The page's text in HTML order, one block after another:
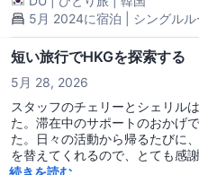
も古い建物だったチョンキンマ
トを調べて口コミを見たときに
心配ほど怖くはなかったです。
5月 2024に宿泊 | シングルル
短い旅行でHKGを探索する
5月 28, 2026
スタッフのチェリーとシェリル
た。滞在中のサポートのおかげ
た。日々の活動から帰るたびに
を替えてくれるので、とても感
から1つのダブルベッドと1つの
続きを読む